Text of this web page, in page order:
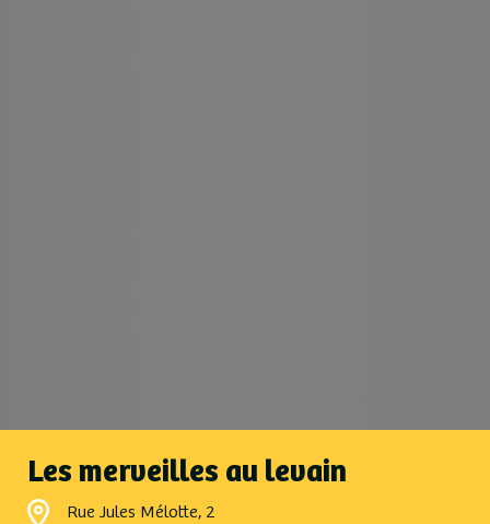
Les merveilles au levain
Rue Jules Mélotte, 2